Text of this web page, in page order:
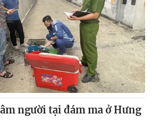
người tại đám ma ở Hưng